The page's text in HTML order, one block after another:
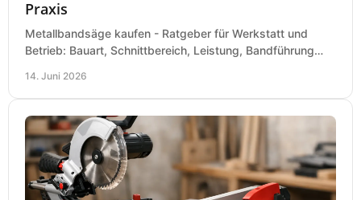
Praxis
Metallbandsäge kaufen - Ratgeber für Werkstatt und
Betrieb: Bauart, Schnittbereich, Leistung, Bandführung
14. Juni 2026